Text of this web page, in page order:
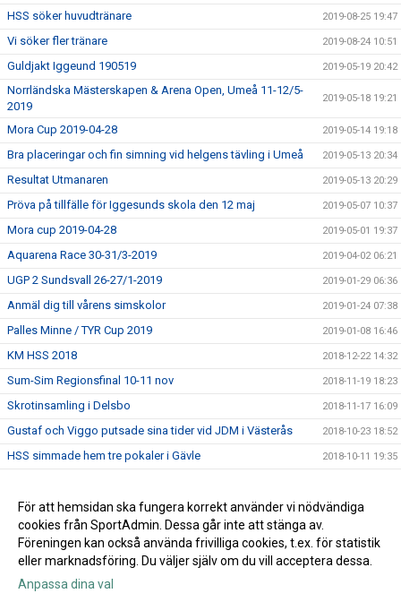
HSS söker huvudtränare 2019-08-25 19:47
Vi söker fler tränare 2019-08-24 10:51
Guldjakt Iggeund 190519 2019-05-19 20:42
Norrländska Mästerskapen & Arena Open, Umeå 11-12/5-
2019
2019-05-18 19:21
Mora Cup 2019-04-28 2019-05-14 19:18
Bra placeringar och fin simning vid helgens tävling i Umeå 2019-05-13 20:34
Resultat Utmanaren 2019-05-13 20:29
Pröva på tillfälle för Iggesunds skola den 12 maj 2019-05-07 10:37
Mora cup 2019-04-28 2019-05-01 19:37
Aquarena Race 30-31/3-2019 2019-04-02 06:21
UGP 2 Sundsvall 26-27/1-2019 2019-01-29 06:36
Anmäl dig till vårens simskolor 2019-01-24 07:38
Palles Minne / TYR Cup 2019 2019-01-08 16:46
KM HSS 2018 2018-12-22 14:32
Sum-Sim Regionsfinal 10-11 nov 2018-11-19 18:23
Skrotinsamling i Delsbo 2018-11-17 16:09
Gustaf och Viggo putsade sina tider vid JDM i Västerås 2018-10-23 18:52
HSS simmade hem tre pokaler i Gävle 2018-10-11 19:35
Simskola hösten 2018 2018-07-06 12:25
Sundsvall Sim 9-10 juni 2018-07-06 12:23
För att hemsidan ska fungera korrekt använder vi nödvändiga
cookies från SportAdmin. Dessa går inte att stänga av.
Föreningen kan också använda frivilliga cookies, t.ex. för statistik
eller marknadsföring. Du väljer själv om du vill acceptera dessa.
Anpassa dina val